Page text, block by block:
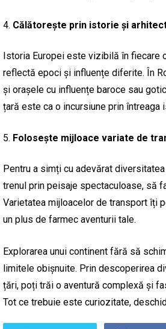
Călătorește prin istorie și
Istoria Europei este vizibilă în fiecare
reflectă epoci și influențe diferite. În
și orașele cu influențe baroce sau
țară este ca o incursiune prin întreaga
Folosește mijloace variate de
Pentru a simți cu adevărat
trenul prin peisaje spectaculoase, să
Varietatea mijloacelor de transport îți
un plus de farmec aventurii tale.
Explorarea unui continent fără să
limitele obișnuite. Prin descoperirea
țări, poți trăi o aventură complexă și
Tot ce trebuie este curiozitate,